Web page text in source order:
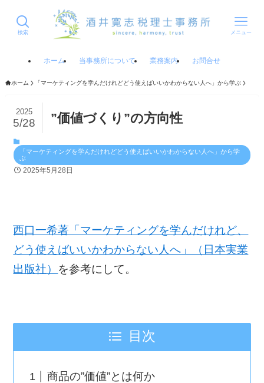
検索 メニュー
ホーム 当事務所について 業務案内 お問合せ
ホーム 「マーケティングを学んだけれどどう使えばいいかわからない人へ」から学ぶ
”価値づくり”の方向性
2025
5/28
「マーケティングを学んだけれどどう使えばいいかわからない人へ」から学
ぶ
2025年5月28日
西口一希著「マーケティングを学んだけれど、
どう使えばいいかわからない人へ」（日本実業
出版社） を参考にして。
目次
商品の”価値”とは何か